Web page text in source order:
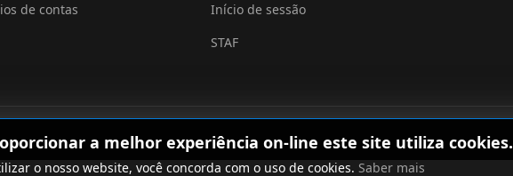
de contas
Início de sessão
STAF
a melhor experiência on-line este site utiliza cookies.
o nosso website, você concorda com o uso de cookies. Saber mais